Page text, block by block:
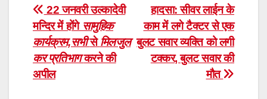
Post
navigation
हादसा: सीवर लाईन के
काम में लगे टैक्टर से एक
बुलट सवार व्यक्ति को लगी
टक्कर, बुलट सवार की
मौत
22 जनवरी उल्कादेवी
मन्दिर में होंगेसामुहिक
कार्यक्रम,सभीसेमिलजुल
कर प्रतिभागकरने की
अपील